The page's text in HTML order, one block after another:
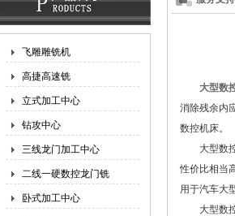
飞雕雕铣机
高捷高速铣
立式加工中心
钻攻中心
三线龙门加工中心
二线一硬数控龙门铣
卧式加工中心
大型数
消除残余内
数控机床。
大型数控
性价比相当
用于汽车大
大型数控